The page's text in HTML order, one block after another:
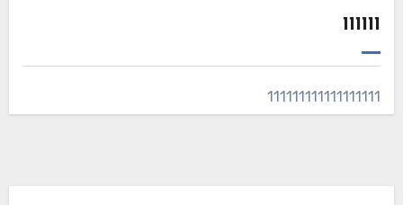
111111
111111111111111111